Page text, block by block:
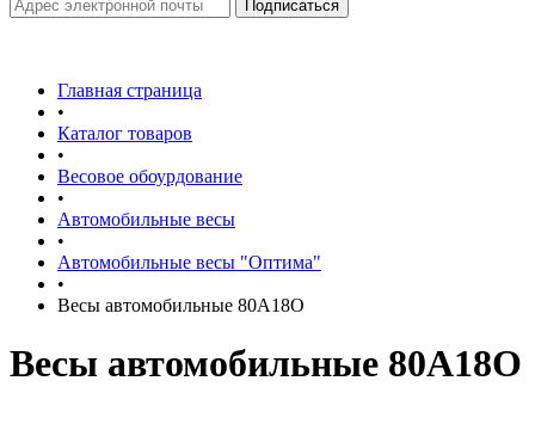
Главная страница
•
Каталог товаров
•
Весовое обоурдование
•
Автомобильные весы
•
Автомобильные весы "Оптима"
•
Весы автомобильные 80А18О
Весы автомобильные 80А18О